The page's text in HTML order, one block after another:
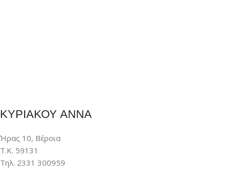
ΚΥΡΙΑΚΟΥ ΑΝΝΑ
Ήρας 10, Βέροια
Τ.Κ. 59131
Τηλ. 2331 300959